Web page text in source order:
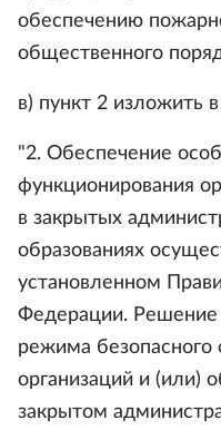
обеспечению
общественного
в) пункт 2 изложить
"2. Обеспечение
функционирования
в закрытых
образованиях
установленном
Федерации. Решение
режима безопасного
организаций и (или)
закрытом